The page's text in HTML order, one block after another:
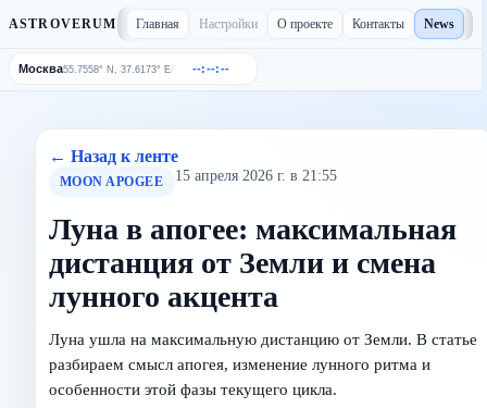
ASTROVERUM Главная Настройки О проекте Контакты News
Москва55.7558° N, 37.6173° E/ --:--:--
← Назад к ленте
MOON APOGEE 15 апреля 2026 г. в 21:55
Луна в апогее: максимальная
дистанция от Земли и смена
лунного акцента
Луна ушла на максимальную дистанцию от Земли. В статье
разбираем смысл апогея, изменение лунного ритма и
особенности этой фазы текущего цикла.